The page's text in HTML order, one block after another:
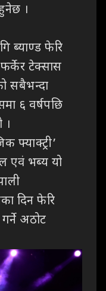
।
ब्याण्ड फेरि
फर्केर टेक्सास
सबैभन्दा
६ वर्षपछि
।
फ्याक्ट्री’
एवं भब्य यो
दिन फेरि
अठोट